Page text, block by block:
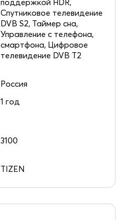
Спутниковое телевидение
DVB S2, Таймер сна,
Управление с телефона,
смартфона, Цифровое
телевидение DVB T2
Россия
1 год
3100
TIZEN